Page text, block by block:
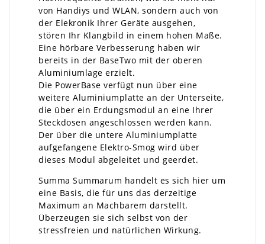
von Handiys und WLAN, sondern auch von
der Elekronik Ihrer Geräte ausgehen,
stören Ihr Klangbild in einem hohen Maße.
Eine hörbare Verbesserung haben wir
bereits in der BaseTwo mit der oberen
Aluminiumlage erzielt.
Die PowerBase verfügt nun über eine
weitere Aluminiumplatte an der Unterseite,
die über ein Erdungsmodul an eine Ihrer
Steckdosen angeschlossen werden kann.
Der über die untere Aluminiumplatte
aufgefangene Elektro-Smog wird über
dieses Modul abgeleitet und geerdet.
Summa Summarum handelt es sich hier um
eine Basis, die für uns das derzeitige
Maximum an Machbarem darstellt.
Überzeugen sie sich selbst von der
stressfreien und natürlichen Wirkung.